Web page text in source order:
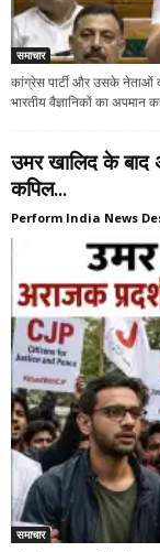
समाचार
कांग्रेस पार्टी और उसके नेताओं
भारतीय वैज्ञानिकों का अपमान
उमर खालिद के बाद
कपिल...
Perform India News
समाचार